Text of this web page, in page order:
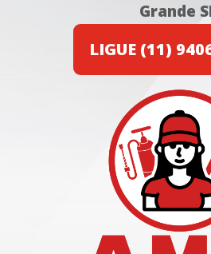
Grande
LIGUE (11)